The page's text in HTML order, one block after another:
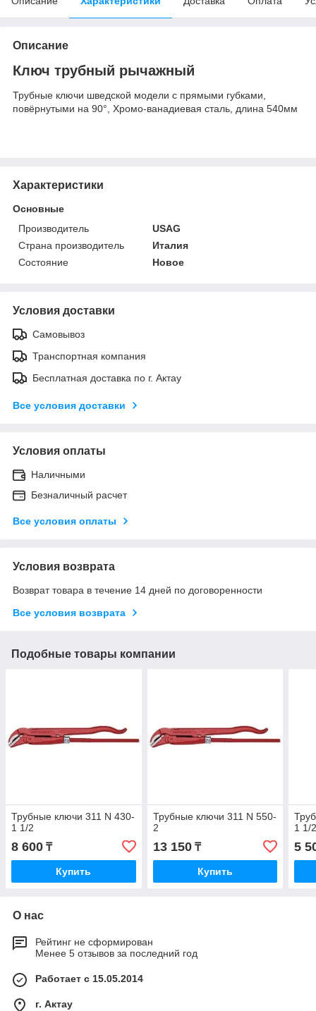
Описание
Ключ трубный рычажный
Трубные ключи шведской модели с прямыми губками,
повёрнутыми на 90°, Хромо-ванадиевая сталь, длина 540мм
Характеристики
Основные
Производитель
USAG
Страна производитель
Италия
Состояние
Новое
Условия доставки
Самовывоз
Транспортная компания
Бесплатная доставка по г. Актау
Все условия доставки
Условия оплаты
Наличными
Безналичный расчет
Все условия оплаты
Условия возврата
Возврат товара в течение 14 дней по договоренности
Все условия возврата
Подобные товары компании
Трубные ключи 311 N 430-
1 1/2
8 600 ₸
Купить
Трубные ключи 311 N 550-
2
13 150₸
Купить
1 1/
5
О нас
Рейтинг не сформирован
Менее 5 отзывов за последний год
Работает с 15.05.2014
г. Актау